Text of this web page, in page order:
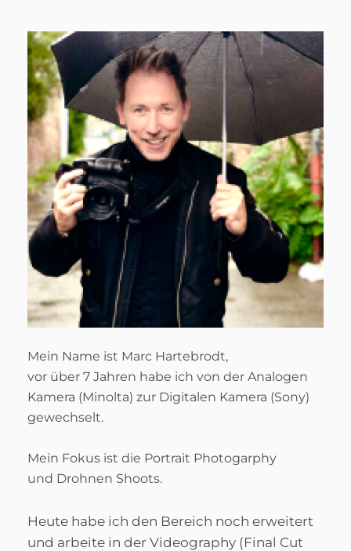
Mein Name ist Marc Hartebrodt,
vor über 7 Jahren habe ich von der Analogen
Kamera (Minolta) zur Digitalen Kamera (Sony)
gewechselt.
Mein Fokus ist die Portrait Photogarphy
und Drohnen Shoots.
Heute habe ich den Bereich noch erweitert
und arbeite in der Videography (Final Cut